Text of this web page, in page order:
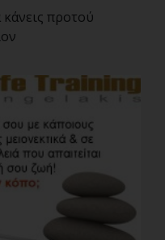
προτού